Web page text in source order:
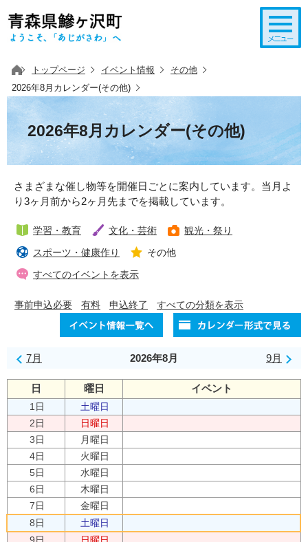
トップページ イベント情報
その他
2026年8月カレンダー(その他)
2026年8月カレンダー(その他)
さまざまな催し物等を開催日ごとに案内しています。当月よ
り3ヶ月前から2ヶ月先までを掲載しています。
学習・教育 文化・芸術 観光・祭り
スポーツ・健康作り その他
すべてのイベントを表示
事前申込必要 有料 申込終了 すべての分類を表示
7月 9月
2026年8月
日 曜日 イベント
1日
土曜日
2日
日曜日
3日
月曜日
4日
火曜日
5日
水曜日
6日
木曜日
7日
金曜日
8日
土曜日